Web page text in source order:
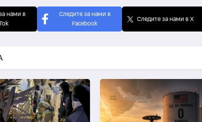
нами в
Следите за нами в
Facebook
Следите за нами в X